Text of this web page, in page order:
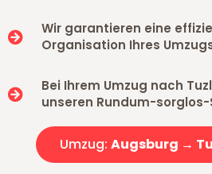
Wir garantieren eine
Organisation Ihres
Bei Ihrem Umzug nach
unseren Rundum-sorglos-
Umzug: Augsburg →